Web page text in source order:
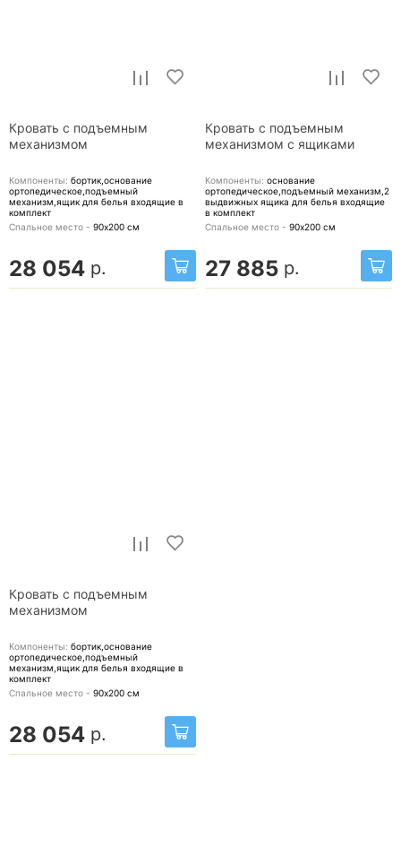
Кровать с подъемным
механизмом
Компоненты: бортик,основание
ортопедическое,подъемный
механизм,ящик для белья входящие в
комплект
Спальное место - 90х200 см
28 054 р.
Кровать с подъемным
механизмом с ящиками
Компоненты: основание
ортопедическое,подъемный механизм,2
выдвижных ящика для белья входящие
в комплект
Спальное место - 90х200 см
27 885 р.
Кровать с подъемным
механизмом
Компоненты: бортик,основание
ортопедическое,подъемный
механизм,ящик для белья входящие в
комплект
Спальное место - 90х200 см
28 054 р.